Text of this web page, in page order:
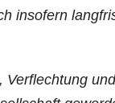
inso­fern